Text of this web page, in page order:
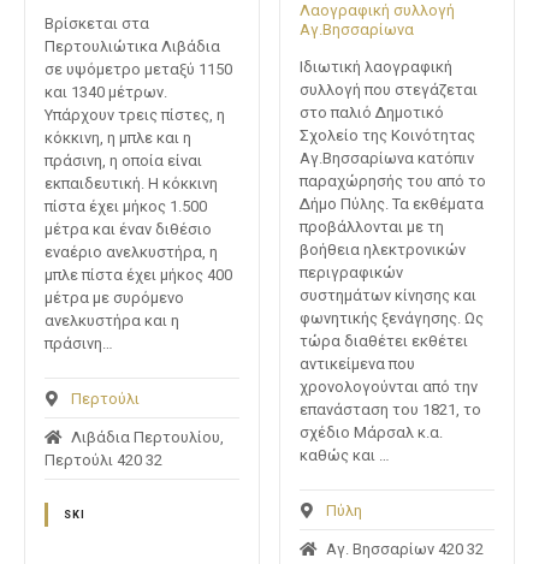
Βρίσκεται στα
Περτουλιώτικα Λιβάδια
σε υψόμετρο μεταξύ 1150
και 1340 μέτρων.
Υπάρχουν τρεις πίστες, η
κόκκινη, η μπλε και η
πράσινη, η οποία είναι
εκπαιδευτική. Η κόκκινη
πίστα έχει μήκος 1.500
μέτρα και έναν διθέσιο
εναέριο ανελκυστήρα, η
μπλε πίστα έχει μήκος 400
μέτρα με συρόμενο
ανελκυστήρα και η
πράσινη…
Περτούλι
Λιβάδια Περτουλίου,
Περτούλι 420 32
SKI
Λαογραφική συλλογή
Αγ.Βησσαρίωνα
Ιδιωτική λαογραφική
συλλογή που στεγάζεται
στο παλιό Δημοτικό
Σχολείο της Κοινότητας
Αγ.Βησσαρίωνα κατόπιν
παραχώρησής του από το
Δήμο Πύλης. Τα εκθέματα
προβάλλονται με τη
βοήθεια ηλεκτρονικών
περιγραφικών
συστημάτων κίνησης και
φωνητικής ξενάγησης. Ως
τώρα διαθέτει εκθέτει
αντικείμενα που
χρονολογούνται από την
επανάσταση του 1821, το
σχέδιο Μάρσαλ κ.α.
καθώς και …
Πύλη
Αγ. Βησσαρίων 420 32